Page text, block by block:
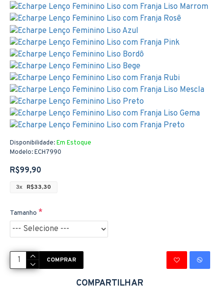
Disponibilidade:Em Estoque
Modelo:ECH7990
R$99,90
3x R$33,30
Tamanho
COMPRAR
COMPARTILHAR